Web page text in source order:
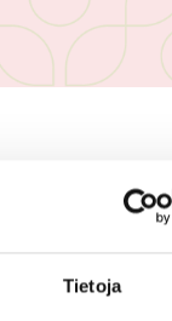
Tietoja